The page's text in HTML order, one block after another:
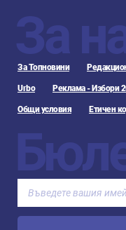
За
За Топновини
Urbo Реклама - Избори
Общи условия Етичен